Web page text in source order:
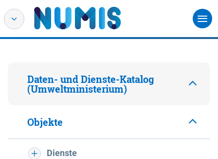
Daten- und Dienste-Katalog
(Umweltministerium)
Objekte
Dienste